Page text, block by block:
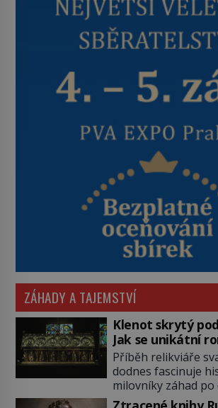
ZÁHADY A TAJEMSTVÍ
Klenot skrytý
Jak se unikátní
poklad dostal do
Bečova?
Příběh relikviáře
dodnes fascinuje
milovníky záhad po
Tato románská